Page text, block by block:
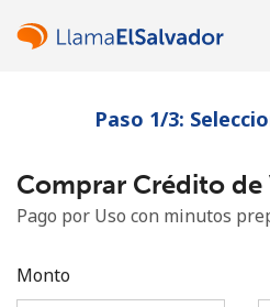
¿Ya tienes una cuenta?
Paso 1/3:
Comprar Crédito de
Pago por Uso con minutos
Monto